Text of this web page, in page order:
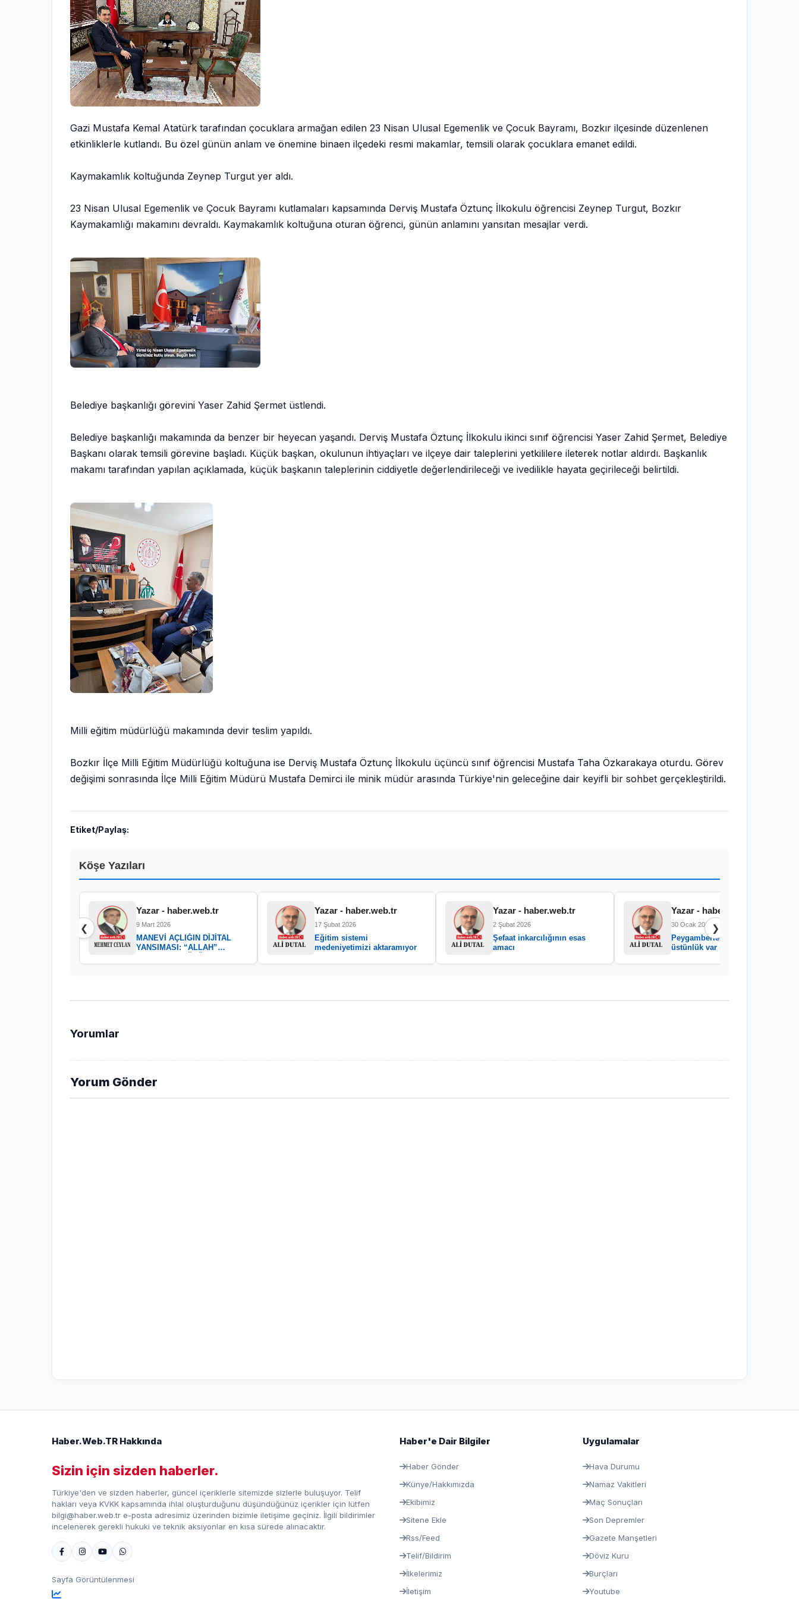
Gazi Mustafa Kemal Atatürk tarafından çocuklara armağan edilen 23 Nisan Ulusal Egemenlik ve Çocuk Bayramı, Bozkır ilçesinde düzenlenen
etkinliklerle kutlandı. Bu özel günün anlam ve önemine binaen ilçedeki resmi makamlar, temsili olarak çocuklara emanet edildi.
Kaymakamlık koltuğunda Zeynep Turgut yer aldı.
23 Nisan Ulusal Egemenlik ve Çocuk Bayramı kutlamaları kapsamında Derviş Mustafa Öztunç İlkokulu öğrencisi Zeynep Turgut, Bozkır
Kaymakamlığı makamını devraldı. Kaymakamlık koltuğuna oturan öğrenci, günün anlamını yansıtan mesajlar verdi.
Belediye başkanlığı görevini Yaser Zahid Şermet üstlendi.
Belediye başkanlığı makamında da benzer bir heyecan yaşandı. Derviş Mustafa Öztunç İlkokulu ikinci sınıf öğrencisi Yaser Zahid Şermet, Belediye
Başkanı olarak temsili görevine başladı. Küçük başkan, okulunun ihtiyaçları ve ilçeye dair taleplerini yetkililere ileterek notlar aldırdı. Başkanlık
makamı tarafından yapılan açıklamada, küçük başkanın taleplerinin ciddiyetle değerlendirileceği ve ivedilikle hayata geçirileceği belirtildi.
Milli eğitim müdürlüğü makamında devir teslim yapıldı.
Bozkır İlçe Milli Eğitim Müdürlüğü koltuğuna ise Derviş Mustafa Öztunç İlkokulu üçüncü sınıf öğrencisi Mustafa Taha Özkarakaya oturdu. Görev
değişimi sonrasında İlçe Milli Eğitim Müdürü Mustafa Demirci ile minik müdür arasında Türkiye'nin geleceğine dair keyifli bir sohbet gerçekleştirildi.
Etiket/Paylaş:
Köşe Yazıları
❮
Yazar - haber.web.tr
9 Mart 2026
MANEVİ AÇLIĞIN DİJİTAL
YANSIMASI: “ALLAH”
Yazar - haber.web.tr
17 Şubat 2026
Eğitim sistemi
medeniyetimizi aktaramıyor
Yazar - haber.web.tr
2 Şubat 2026
Şefaat inkarcılığının esas
amacı
Yazar - haber.web.tr
30 Ocak 2026
Peygamberler arasında
üstünlük var mıdır?
❯
Yorumlar
Yorum Gönder
Haber.Web.TR Hakkında
Sizin için sizden haberler.
Türkiye'den ve sizden haberler, güncel içeriklerle sitemizde sizlerle buluşuyor. Telif
hakları veya KVKK kapsamında ihlal oluşturduğunu düşündüğünüz içerikler için lütfen
bilgi@haber.web.tr e-posta adresimiz üzerinden bizimle iletişime geçiniz. İlgili bildirimler
incelenerek gerekli hukuki ve teknik aksiyonlar en kısa sürede alınacaktır.
Sayfa Görüntülenmesi
Haber'e Dair Bilgiler
Haber Gönder
Künye/Hakkımızda
Ekibimiz
Sitene Ekle
Rss/Feed
Telif/Bildirim
İlkelerimiz
İletişim
Uygulamalar
Hava Durumu
Namaz Vakitleri
Maç Sonuçları
Son Depremler
Gazete Manşetleri
Döviz Kuru
Burçları
Youtube